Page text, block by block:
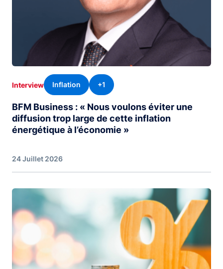
Interview Inflation +1
BFM Business : « Nous voulons éviter une
diffusion trop large de cette inflation
énergétique à l’économie »
24 Juillet 2026
Image